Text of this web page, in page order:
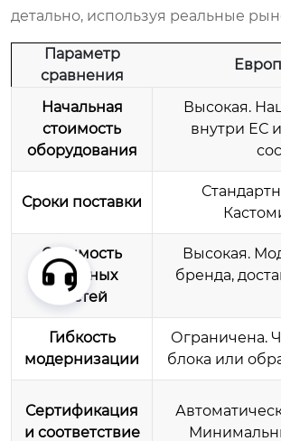
детально, используя реальные
Параметр
сравнения
Начальная
стоимость
оборудования
Высокая.
внутри ЕС
Сроки поставки
Стоимость
запасных
частей
Высокая.
бренда,
Гибкость
модернизации
Ограничена.
блока или
Сертификация
и соответствие